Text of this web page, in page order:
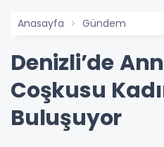
Anasayfa Gündem
Denizli’de
Coşkusu
Buluşuyor